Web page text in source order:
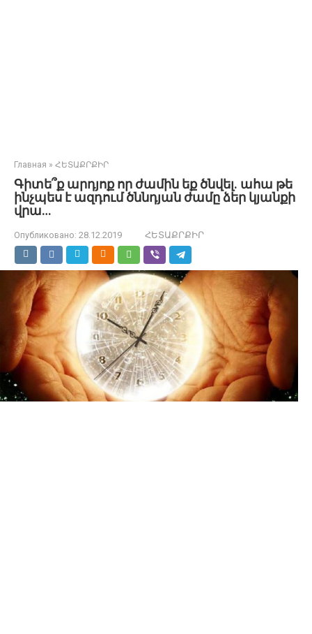
Главная » ՀԵՏԱՔՐՔԻՐ
Գիտե՞ք արդյոք որ ժամին եք ծնվել. ահա թե
ինչպես է ազդում ծննդյան ժամը ձեր կյանքի
վրա…
Опубликовано: 28.12.2019 ՀԵՏԱՔՐՔԻՐ